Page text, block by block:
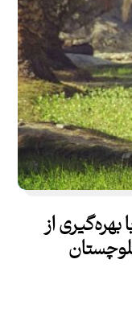
بهره‌گیری از